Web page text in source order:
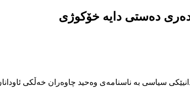
دەستی دایە خۆکوژی
بەفرانباری ساڵی ٢٧٢٣ی کوردی، زیندانیێکی سیاسی بە ناسنامەی وەحید